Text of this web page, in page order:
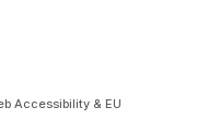
Accessibility & EU